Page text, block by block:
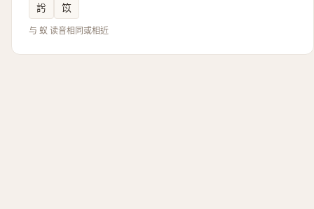
䚷
笖
与 蚁 读音相同或相近